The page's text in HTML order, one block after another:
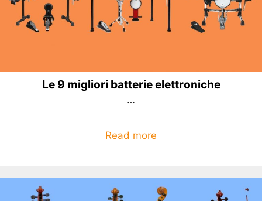
Le 9 migliori batterie elettroniche
…
Read more